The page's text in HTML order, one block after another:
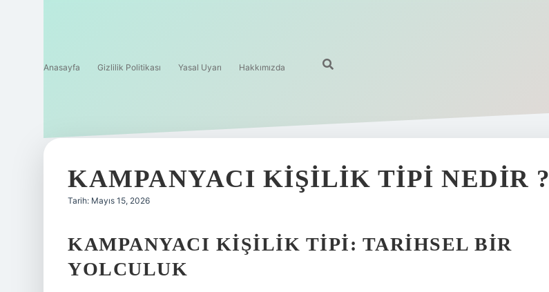
Anasayfa Gizlilik Politikası Yasal Uyarı Hakkımızda
KAMPANYACI KIŞILIK TIPI NEDIR ?
Tarih: Mayıs 15, 2026
KAMPANYACI KIŞILIK TIPI: TARIHSEL BIR
YOLCULUK